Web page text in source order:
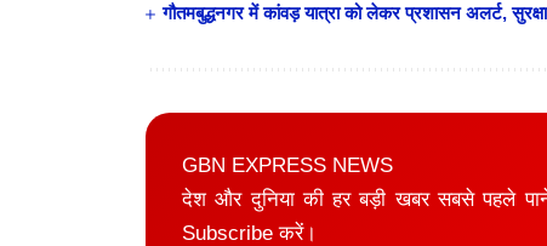
गौतमबुद्धनगर में कांवड़ यात्रा को लेकर प्रशासन अलर्ट,
GBN EXPRESS NEWS
देश और दुनिया की हर बड़ी खबर सबसे पहले
Subscribe करें।